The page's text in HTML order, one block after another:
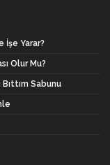
İşe Yarar?
Olur Mu?
Sabunu